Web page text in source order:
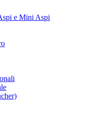
e Mini Aspi